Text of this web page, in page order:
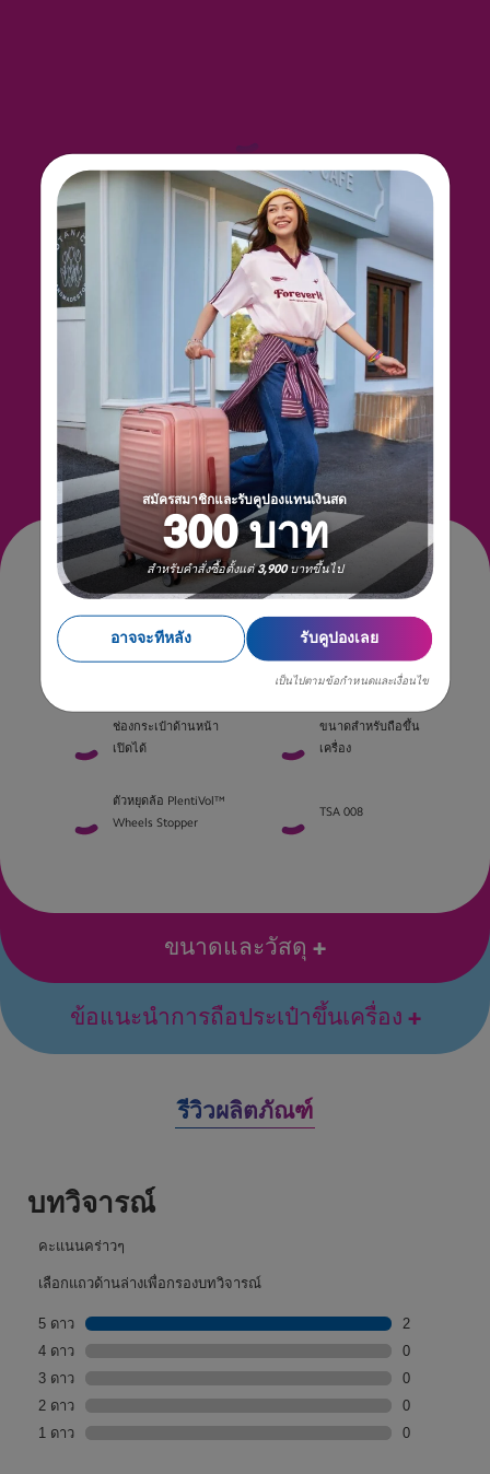
สมัครสมาชิกและรับคูปองแทนเงินสด
300 บาท
สำหรับคำสั่งซื้อตั้งแต่ 3,900 บาทขึ้นไป
อาจจะทีหลัง รับคูปองเลย
เป็นไปตามข้อกำหนดและเงื่อนไข
Also taking it up a notch by merging the Optimov™
Shock absorbing wheels with the innovative
STEPause™ Wheels Stopper to ensure a smooth
and hassle-free journey.
คุณสมบัติ
Optimov™
ช่องกระเป๋าด้านหน้า
เปิดได้
ขนาดสำหรับถือขึ้น
เครื่อง
ตัวหยุดล้อ PlentiVol™
Wheels Stopper
TSA 008
ขนาดและวัสดุ
ข้อแนะนำการถือประเป๋าขึ้นเครื่อง
รีวิวผลิตภัณฑ์